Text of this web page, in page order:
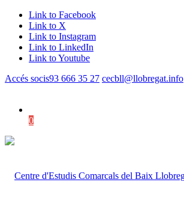
Link to Facebook
Link to X
Link to Instagram
Link to LinkedIn
Link to Youtube
Accés socis93 666 35 27 cecbll@llobregat.info
0